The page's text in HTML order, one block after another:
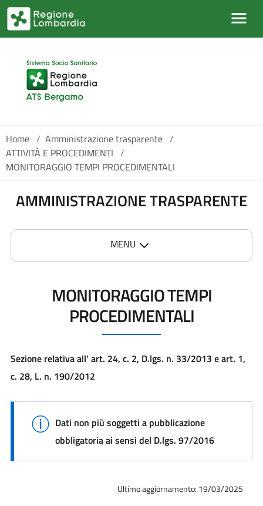
Salta al contenuto principale
Home / Amministrazione trasparente /
ATTIVITÀ E PROCEDIMENTI /
MONITORAGGIO TEMPI PROCEDIMENTALI
AMMINISTRAZIONE TRASPARENTE
MENU
MONITORAGGIO TEMPI
PROCEDIMENTALI
Sezione relativa all' art. 24, c. 2, D.lgs. n. 33/2013 e art. 1,
c. 28, L. n. 190/2012
Dati non più soggetti a pubblicazione
obbligatoria ai sensi del D.lgs. 97/2016
Ultimo aggiornamento: 19/03/2025